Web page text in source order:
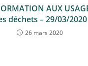
AUX
déchets – 29/03/2020
26 mars 2020